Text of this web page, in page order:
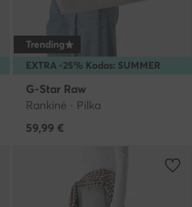
EXTRA -25% Kodas: SUMMER
Trending
G-Star Raw
Rankinė · Pilka
59,99 €